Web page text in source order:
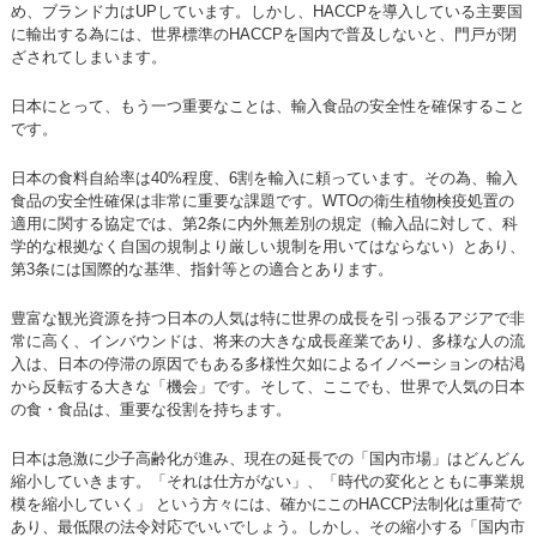
め、ブランド力はUPしています。しかし、HACCPを導入している主要国
に輸出する為には、世界標準のHACCPを国内で普及しないと、門戸が閉
ざされてしまいます。
日本にとって、もう一つ重要なことは、輸入食品の安全性を確保すること
です。
日本の食料自給率は40%程度、6割を輸入に頼っています。その為、輸入
食品の安全性確保は非常に重要な課題です。WTOの衛生植物検疫処置の
適用に関する協定では、第2条に内外無差別の規定（輸入品に対して、科
学的な根拠なく自国の規制より厳しい規制を用いてはならない）とあり、
第3条には国際的な基準、指針等との適合とあります。
豊富な観光資源を持つ日本の人気は特に世界の成長を引っ張るアジアで非
常に高く、インバウンドは、将来の大きな成長産業であり、多様な人の流
入は、日本の停滞の原因でもある多様性欠如によるイノベーションの枯渇
から反転する大きな「機会」です。そして、ここでも、世界で人気の日本
の食・食品は、重要な役割を持ちます。
日本は急激に少子高齢化が進み、現在の延長での「国内市場」はどんどん
縮小していきます。「それは仕方がない」、「時代の変化とともに事業規
模を縮小していく」 という方々には、確かにこのHACCP法制化は重荷で
あり、最低限の法令対応でいいでしょう。しかし、その縮小する「国内市